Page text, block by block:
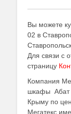
Вы можете
02 в
Для связи с
страницу
Компания
шкафы Абат
Крыму по
Мегатекс